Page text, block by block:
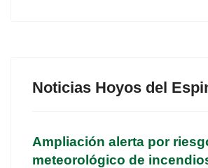
Noticias Hoyos del
Ampliación alerta por
meteorológico de